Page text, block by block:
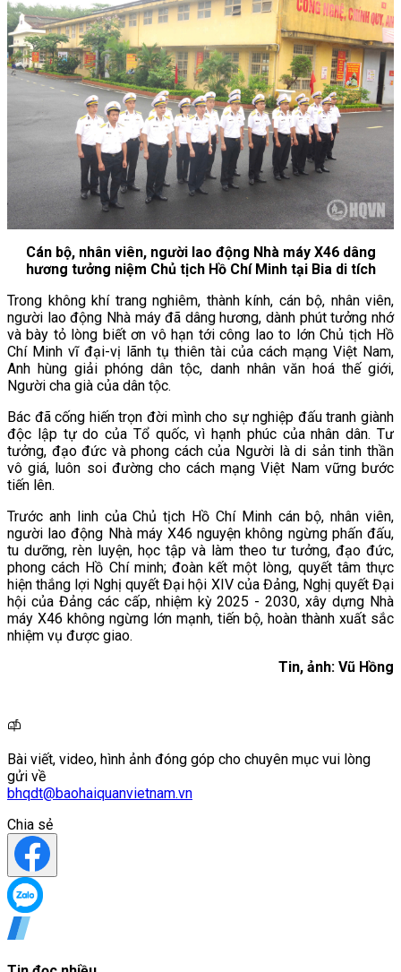
Cán bộ, nhân viên, người lao động Nhà máy X46 dâng
hương tưởng niệm Chủ tịch Hồ Chí Minh tại Bia di tích
Trong không khí trang nghiêm, thành kính, cán bộ, nhân viên,
người lao động Nhà máy đã dâng hương, dành phút tưởng nhớ
và bày tỏ lòng biết ơn vô hạn tới công lao to lớn Chủ tịch Hồ
Chí Minh vĩ đại-vị lãnh tụ thiên tài của cách mạng Việt Nam,
Anh hùng giải phóng dân tộc, danh nhân văn hoá thế giới,
Người cha già của dân tộc.
Bác đã cống hiến trọn đời mình cho sự nghiệp đấu tranh giành
độc lập tự do của Tổ quốc, vì hạnh phúc của nhân dân. Tư
tưởng, đạo đức và phong cách của Người là di sản tinh thần
vô giá, luôn soi đường cho cách mạng Việt Nam vững bước
tiến lên.
Trước anh linh của Chủ tịch Hồ Chí Minh cán bộ, nhân viên,
người lao động Nhà máy X46 nguyện không ngừng phấn đấu,
tu dưỡng, rèn luyện, học tập và làm theo tư tưởng, đạo đức,
phong cách Hồ Chí minh; đoàn kết một lòng, quyết tâm thực
hiện thắng lợi Nghị quyết Đại hội XIV của Đảng, Nghị quyết Đại
hội của Đảng các cấp, nhiệm kỳ 2025 - 2030, xây dựng Nhà
máy X46 không ngừng lớn mạnh, tiến bộ, hoàn thành xuất sắc
nhiệm vụ được giao.
Tin, ảnh: Vũ Hồng
Bài viết, video, hình ảnh đóng góp cho chuyên mục vui lòng
gửi về
bhqdt@baohaiquanvietnam.vn
Chia sẻ